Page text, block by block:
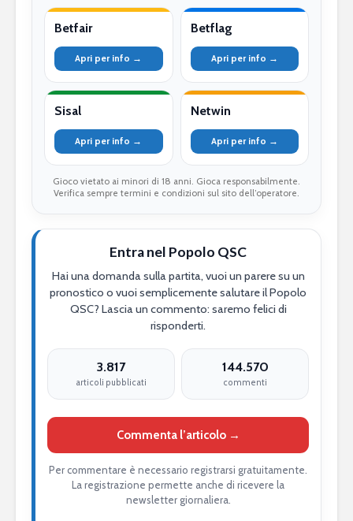
Betfair
Apri per info →
Betflag
Apri per info →
Sisal
Apri per info →
Netwin
Apri per info →
Gioco vietato ai minori di 18 anni. Gioca responsabilmente.
Verifica sempre termini e condizioni sul sito dell’operatore.
Entra nel Popolo QSC
Hai una domanda sulla partita, vuoi un parere su un
pronostico o vuoi semplicemente salutare il Popolo
QSC? Lascia un commento: saremo felici di
risponderti.
3.817
articoli pubblicati
144.570
commenti
Commenta l’articolo →
Per commentare è necessario registrarsi gratuitamente.
La registrazione permette anche di ricevere la
newsletter giornaliera.